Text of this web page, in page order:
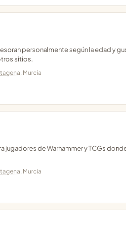
personalmente según la edad y
sitios.
, Murcia
jugadores de Warhammer y TCGs
, Murcia